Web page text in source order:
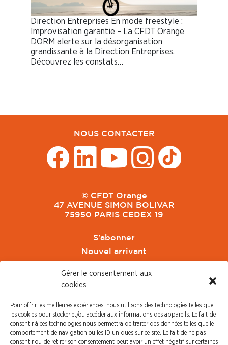
Gérer le consentement aux
cookies
Pour offrir les meilleures expériences, nous utilisons des technologies telles que
les cookies pour stocker et/ou accéder aux informations des appareils. Le fait de
consentir à ces technologies nous permettra de traiter des données telles que le
comportement de navigation ou les ID uniques sur ce site. Le fait de ne pas
consentir ou de retirer son consentement peut avoir un effet négatif sur certaines
Direction Entreprises En mode freestyle :
Improvisation garantie – La CFDT Orange
DORM alerte sur la désorganisation
grandissante à la Direction Entreprises.
Découvrez les constats…
NOUS CONTACTER
© CFDT Orange
47 AVENUE SIMON BOLIVAR
75950 PARIS CEDEX 19
S'abonner
Nouvel arrivant
CFDT Cadres
CFDT Retraités
L'UFFA